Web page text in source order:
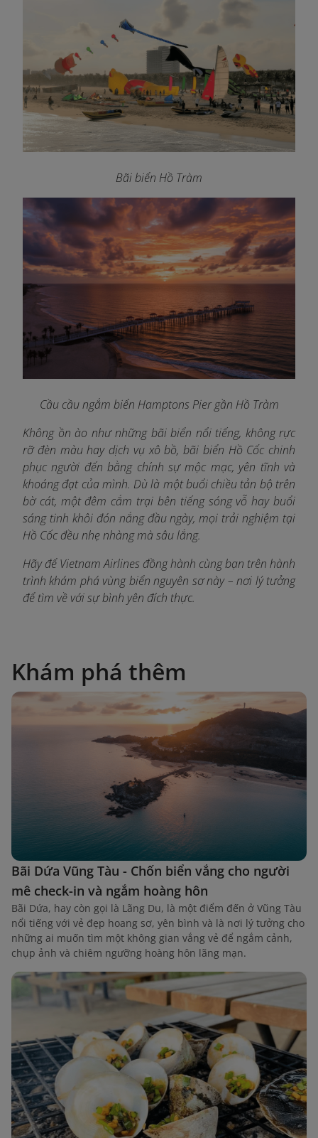
Bãi biển Hồ Tràm
Cầu cầu ngắm biển Hamptons Pier gần Hồ Tràm
Không ồn ào như những bãi biển nổi tiếng, không rực
rỡ đèn màu hay dịch vụ xô bồ, bãi biển Hồ Cốc chinh
phục người đến bằng chính sự mộc mạc, yên tĩnh và
khoáng đạt của mình. Dù là một buổi chiều tản bộ trên
bờ cát, một đêm cắm trại bên tiếng sóng vỗ hay buổi
sáng tinh khôi đón nắng đầu ngày, mọi trải nghiệm tại
Hồ Cốc đều nhẹ nhàng mà sâu lắng.
Hãy để Vietnam Airlines đồng hành cùng bạn trên hành
trình khám phá vùng biển nguyên sơ này – nơi lý tưởng
để tìm về với sự bình yên đích thực.
Khám phá thêm
Bãi Dứa Vũng Tàu - Chốn biển vắng cho người
mê check-in và ngắm hoàng hôn
Bãi Dứa, hay còn gọi là Lãng Du, là một điểm đến ở Vũng Tàu
nổi tiếng với vẻ đẹp hoang sơ, yên bình và là nơi lý tưởng cho
những ai muốn tìm một không gian vắng vẻ để ngắm cảnh,
chụp ảnh và chiêm ngưỡng hoàng hôn lãng mạn.